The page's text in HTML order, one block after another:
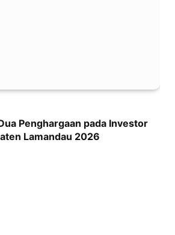
Penghargaan pada Investor
Lamandau 2026